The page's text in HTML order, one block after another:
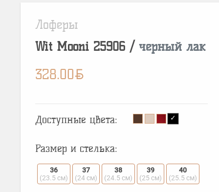
Лоферы
Wit Mooni 25906 / черный лак
328.00BYN
Доступные цвета:
Размер и стелька:
36
(23.5 см)
37
(24 см)
38
(24.5 см)
39
(25 см)
40
(25.5 см)